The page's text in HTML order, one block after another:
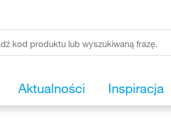
Aktualności Inspiracja